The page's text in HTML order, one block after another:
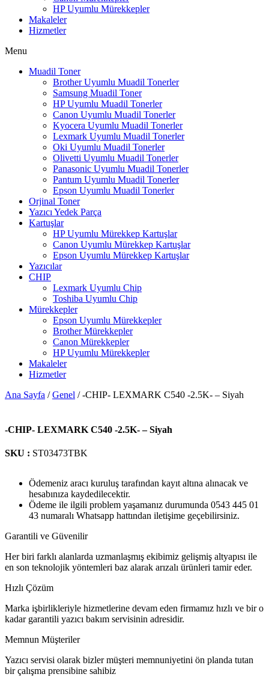
HP Uyumlu Mürekkepler
Makaleler
Hizmetler
Menu
Muadil Toner
Brother Uyumlu Muadil Tonerler
Samsung Muadil Toner
HP Uyumlu Muadil Tonerler
Canon Uyumlu Muadil Tonerler
Kyocera Uyumlu Muadil Tonerler
Lexmark Uyumlu Muadil Tonerler
Oki Uyumlu Muadil Tonerler
Olivetti Uyumlu Muadil Tonerler
Panasonic Uyumlu Muadil Tonerler
Pantum Uyumlu Muadil Tonerler
Epson Uyumlu Muadil Tonerler
Orjinal Toner
Yazıcı Yedek Parça
Kartuşlar
HP Uyumlu Mürekkep Kartuşlar
Canon Uyumlu Mürekkep Kartuşlar
Epson Uyumlu Mürekkep Kartuşlar
Yazıcılar
CHIP
Lexmark Uyumlu Chip
Toshiba Uyumlu Chip
Mürekkepler
Epson Uyumlu Mürekkepler
Brother Mürekkepler
Canon Mürekkepler
HP Uyumlu Mürekkepler
Makaleler
Hizmetler
Ana Sayfa /Genel / -CHIP- LEXMARK C540 -2.5K- – Siyah
-CHIP- LEXMARK C540 -2.5K- – Siyah
SKU : ST03473TBK
Ödemeniz aracı kuruluş tarafından kayıt altına alınacak ve
hesabınıza kaydedilecektir.
Ödeme ile ilgili problem yaşamanız durumunda 0543 445 01
43 numaralı Whatsapp hattından iletişime geçebilirsiniz.
Garantili ve Güvenilir
Her biri farklı alanlarda uzmanlaşmış ekibimiz gelişmiş altyapısı ile
en son teknolojik yöntemleri baz alarak arızalı ürünleri tamir eder.
Hızlı Çözüm
Marka işbirlikleriyle hizmetlerine devam eden firmamız hızlı ve bir o
kadar garantili yazıcı bakım servisinin adresidir.
Memnun Müşteriler
Yazıcı servisi olarak bizler müşteri memnuniyetini ön planda tutan
bir çalışma prensibine sahibiz